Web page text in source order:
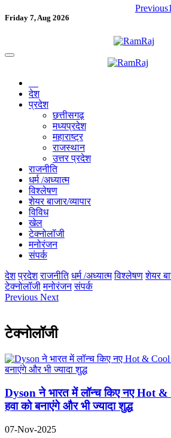
Friday 7, Aug 2026
देश
प्रदेश
छत्तीसगढ़
मध्यप्रदेश
महाराष्ट्र
राजस्थान
उत्तर प्रदेश
राजनीति
धर्म /अध्यात्म
विश्लेषण
शेयर बाजार/व्यापार
विविध
खेल
टेक्नोलॉजी
मनोरंजन
संपर्क
देश प्रदेश राजनीति धर्म /अध्यात्म विश्लेषण शेयर
टेक्नोलॉजी मनोरंजन संपर्क
Previous Next
टेक्नोलॉजी
Previous1
Dyson ने भारत में लॉन्च किए नए Hot
हवा को बनाएंगे और भी ज्यादा शुद्ध
07-Nov-2025